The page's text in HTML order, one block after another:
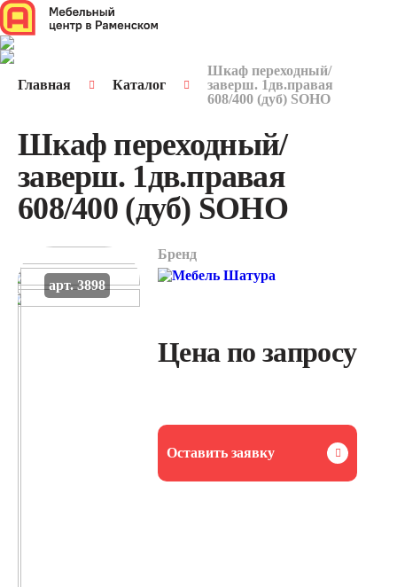
Главная Каталог
Шкаф переходный/
заверш. 1дв.правая
608/400 (дуб) SOHO
Шкаф переходный/
заверш. 1дв.правая
608/400 (дуб) SOHO
арт. 3898
Бренд
Цена по запросу
Оставить заявку